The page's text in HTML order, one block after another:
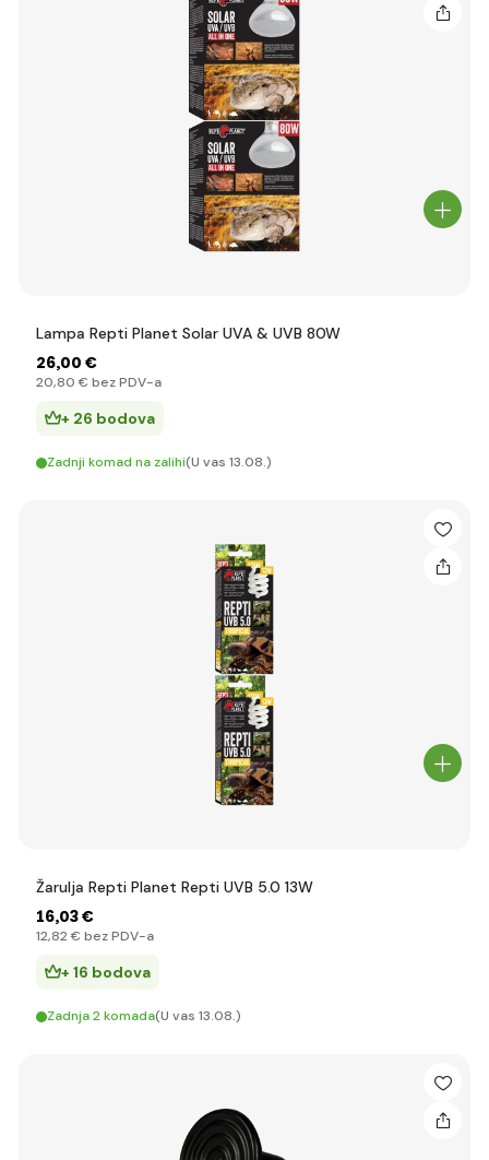
Lampa Repti Planet Solar UVA & UVB 80W
26,00 €
20,80 € bez PDV-a
+ 26 bodova
Zadnji komad na zalihi(U vas 13.08.)
Žarulja Repti Planet Repti UVB 5.0 13W
16,03 €
12,82 € bez PDV-a
+ 16 bodova
Zadnja 2 komada(U vas 13.08.)